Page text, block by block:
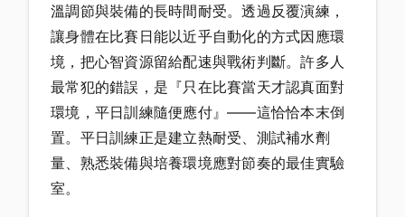
溫調節與裝備的長時間耐受。透過反覆演練，
讓身體在比賽日能以近乎自動化的方式因應環
境，把心智資源留給配速與戰術判斷。許多人
最常犯的錯誤，是『只在比賽當天才認真面對
環境，平日訓練隨便應付』——這恰恰本末倒
置。平日訓練正是建立熱耐受、測試補水劑
量、熟悉裝備與培養環境應對節奏的最佳實驗
室。